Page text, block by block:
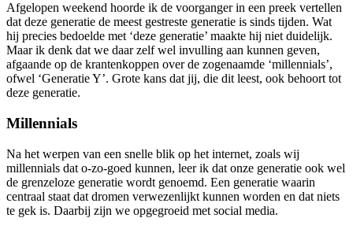
Afgelopen weekend hoorde ik de voorganger in een preek vertellen
dat deze generatie de meest gestreste generatie is sinds tijden. Wat
hij precies bedoelde met ‘deze generatie’ maakte hij niet duidelijk.
Maar ik denk dat we daar zelf wel invulling aan kunnen geven,
afgaande op de krantenkoppen over de zogenaamde ‘millennials’,
ofwel ‘Generatie Y’. Grote kans dat jij, die dit leest, ook behoort tot
deze generatie.
Millennials
Na het werpen van een snelle blik op het internet, zoals wij
millennials dat o-zo-goed kunnen, leer ik dat onze generatie ook wel
de grenzeloze generatie wordt genoemd. Een generatie waarin
centraal staat dat dromen verwezenlijkt kunnen worden en dat niets
te gek is. Daarbij zijn we opgegroeid met social media.